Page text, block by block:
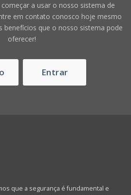
a usar o nosso sistema de
em contato conosco hoje mesmo
benefícios que o nosso sistema pode
oferecer!
Entrar
que a segurança é fundamental e